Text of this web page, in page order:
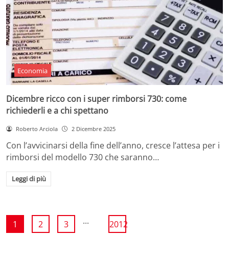
Economia
Dicembre ricco con i super rimborsi 730: come
richiederli e a chi spettano
Roberto Arciola 2 Dicembre 2025
Con l’avvicinarsi della fine dell’anno, cresce l’attesa per i
rimborsi del modello 730 che saranno…
Leggi di più
1 2 3 ... 2012